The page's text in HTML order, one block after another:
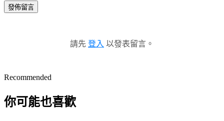
發佈留言
請先 登入 以發表留言。
Recommended
你可能也喜歡